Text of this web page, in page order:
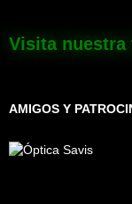
Visita nuestra
AMIGOS Y